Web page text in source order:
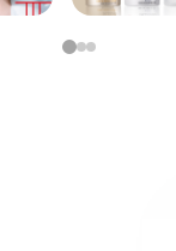
123